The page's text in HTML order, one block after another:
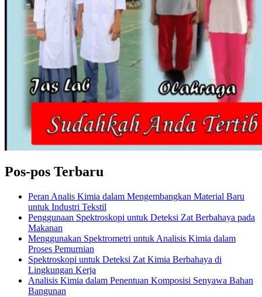
Pos-pos Terbaru
Peran Analis Kimia dalam Mengembangkan Material Baru
untuk Industri Tekstil
Penggunaan Spektroskopi untuk Deteksi Zat Berbahaya pada
Makanan
Menggunakan Spektrometri untuk Analisis Kimia dalam
Proses Pemurnian
Spektroskopi untuk Deteksi Zat Kimia Berbahaya di
Lingkungan Kerja
Analisis Kimia dalam Penentuan Komposisi Senyawa Bahan
Bangunan